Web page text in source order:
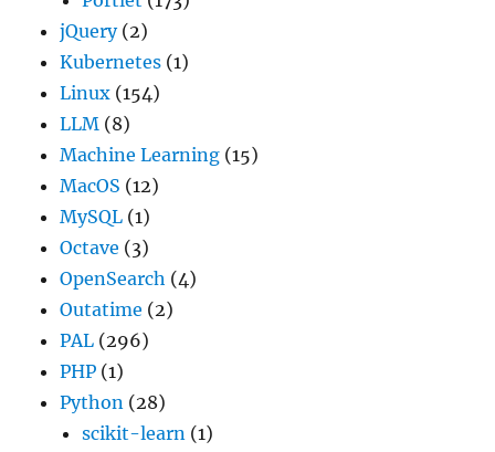
jQuery(2)
Kubernetes (1)
Linux (154)
LLM (8)
Machine Learning (15)
MacOS (12)
MySQL (1)
Octave (3)
OpenSearch (4)
Outatime (2)
PAL (296)
PHP (1)
Python (28)
scikit-learn (1)